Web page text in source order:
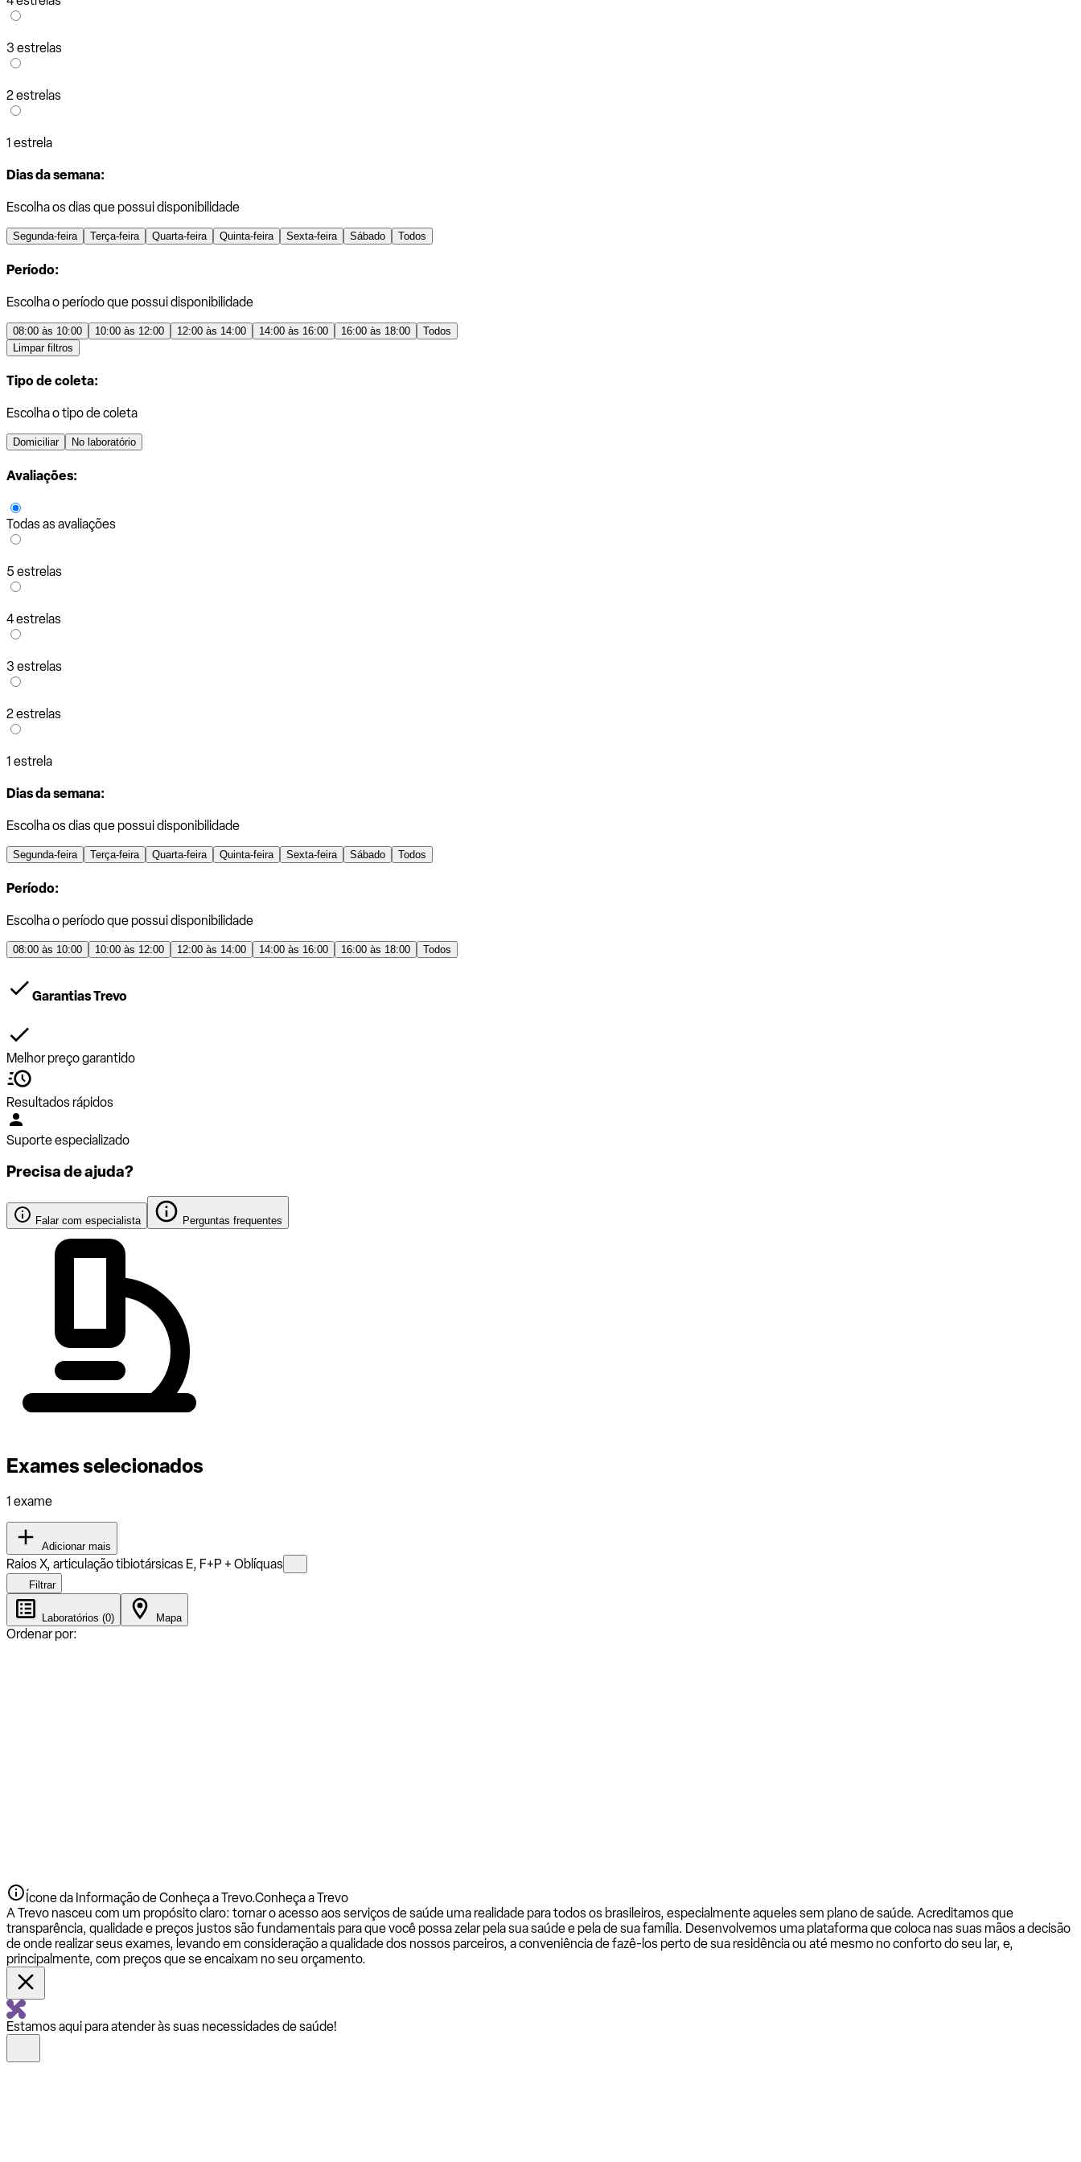
3 estrelas
2 estrelas
1 estrela
Dias da semana:
Escolha os dias que possui disponibilidade
Segunda-feira Terça-feira Quarta-feira Quinta-feira Sexta-feira Sábado Todos
Período:
Escolha o período que possui disponibilidade
08:00 às 10:00 10:00 às 12:00 12:00 às 14:00 14:00 às 16:00 16:00 às 18:00
Todos
Limpar filtros
Tipo de coleta:
Escolha o tipo de coleta
Domiciliar No laboratório
Avaliações:
Todas as avaliações
5 estrelas
4 estrelas
3 estrelas
2 estrelas
1 estrela
Dias da semana:
Escolha os dias que possui disponibilidade
Segunda-feira Terça-feira Quarta-feira Quinta-feira Sexta-feira Sábado Todos
Período:
Escolha o período que possui disponibilidade
08:00 às 10:00 10:00 às 12:00 12:00 às 14:00 14:00 às 16:00 16:00 às 18:00 Todos
Garantias Trevo
Melhor preço garantido
Resultados rápidos
Suporte especializado
Precisa de ajuda?
Falar com especialista Perguntas frequentes
Exames selecionados
1 exame
Adicionar mais
Raios X, articulação tibiotársicas E, F+P + Oblíquas
Filtrar
Laboratórios (0) Mapa
Ordenar por:
Ícone da Informação de Conheça a Trevo.Conheça a Trevo
A Trevo nasceu com um propósito claro: tornar o acesso aos serviços de saúde uma realidade para todos os brasileiros, especialmente aqueles sem plano de saúde. Acreditamos que
transparência, qualidade e preços justos são fundamentais para que você possa zelar pela sua saúde e pela de sua família. Desenvolvemos uma plataforma que coloca nas suas mãos a decisão
de onde realizar seus exames, levando em consideração a qualidade dos nossos parceiros, a conveniência de fazê-los perto de sua residência ou até mesmo no conforto do seu lar, e,
principalmente, com preços que se encaixam no seu orçamento.
Estamos aqui para atender às suas necessidades de saúde!